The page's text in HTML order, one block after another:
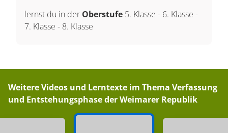
lernst du in der Oberstufe 5. Klasse - 6. Klasse -
7. Klasse - 8. Klasse
Weitere Videos und Lerntexte im Thema Verfassung
und Entstehungsphase der Weimarer Republik